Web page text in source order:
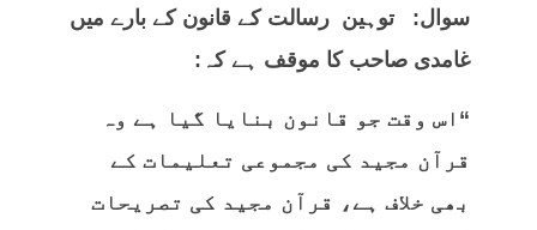
سوال: توہین رسالت کے قانون کے بارے میں
غامدی صاحب کا موقف ہے کہ:
“اس وقت جو قانون بنایا گیا ہے وہ
قرآن مجید کی مجموعی تعلیمات کے
بھی خلاف ہے، قرآن مجید کی تصریحات